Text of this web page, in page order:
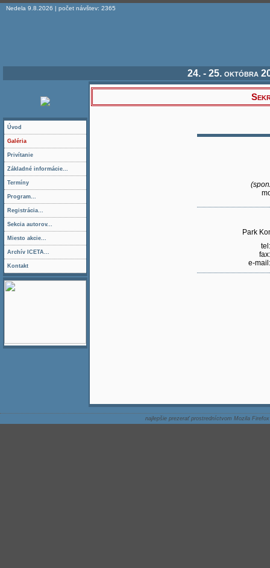
Nedela 9.8.2026 | počet návštev: 2365
24. - 25. októbra
Park
e-
Úvod
Galéria
Privítanie
Základné informácie...
Termíny
Program...
Registrácia...
Sekcia autorov...
Miesto akcie...
Archív ICETA...
Kontakt
najlepšie prezerať prostredníctvom Mozila